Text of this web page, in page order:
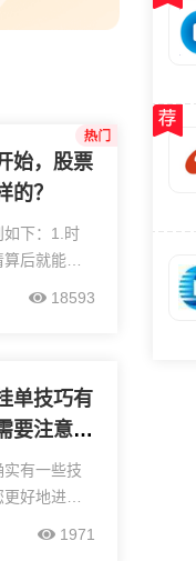
，市价单会不会被系统直
始，股票
的？
如下：1.时
算后就能
22:00左
自家客服
18593
单技巧有
要注意什
有一些技
好地进行
意事项：
挂单是执
1971